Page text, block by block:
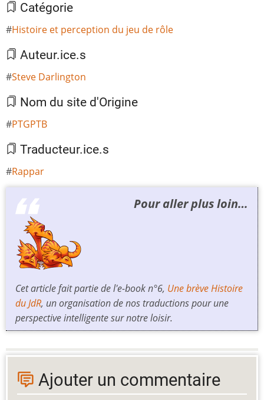
Catégorie
Histoire et perception du jeu de rôle
Auteur.ice.s
Steve Darlington
Nom du site d'Origine
PTGPTB
Traducteur.ice.s
Rappar
Pour aller plus loin…
Cet article fait partie de l'e-book n°6, Une brève Histoire
du JdR, un organisation de nos traductions pour une
perspective intelligente sur notre loisir.
Ajouter un commentaire